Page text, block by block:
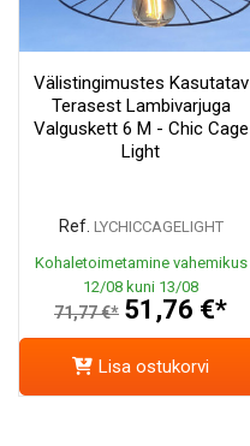
Välistingimustes Kasutatav
Terasest Lambivarjuga
Valguskett 6 M - Chic Cage
Light
Ref. LYCHICCAGELIGHT
Kohaletoimetamine vahemikus
12/08 kuni 13/08
71,77 €* 51,76 €*
Lisa ostukorvi